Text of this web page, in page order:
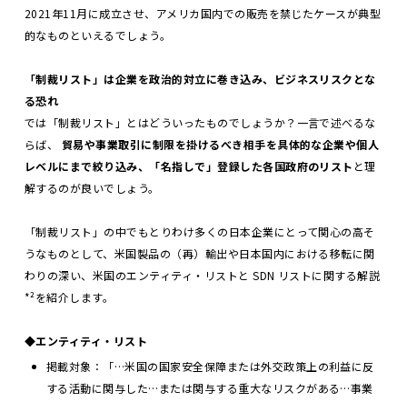
2021年11月に成立させ、アメリカ国内での販売を禁じたケースが典型
的なものといえるでしょう。
「制裁リスト」は企業を政治的対立に巻き込み、ビジネスリスクとな
る恐れ
では「制裁リスト」とはどういったものでしょうか？一言で述べるな
らば、 貿易や事業取引に制限を掛けるべき相手を具体的な企業や個人
レベルにまで絞り込み、「名指しで」登録した各国政府のリスト と理
解するのが良いでしょう。
「制裁リスト」の中でもとりわけ多くの日本企業にとって関心の高そ
うなものとして、米国製品の（再）輸出や日本国内における移転に関
わりの深い、米国のエンティティ・リストと SDN リストに関する解説
*²を紹介します。
◆エンティティ・リスト
掲載対象：「…米国の国家安全保障または外交政策上の利益に反
する活動に関与した…または関与する重大なリスクがある…事業